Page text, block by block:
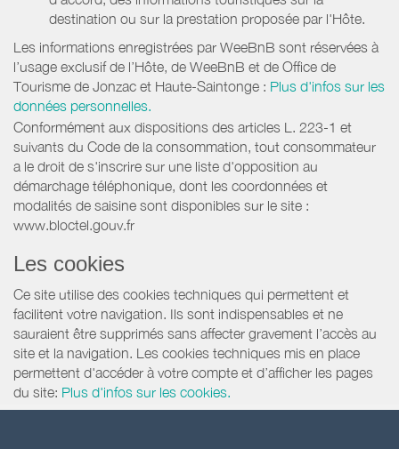
destination ou sur la prestation proposée par l'Hôte.
Les informations enregistrées par WeeBnB sont réservées à
l’usage exclusif de l’Hôte, de WeeBnB et de Office de
Tourisme de Jonzac et Haute-Saintonge : Plus d'infos sur les
données personnelles.
Conformément aux dispositions des articles L. 223-1 et
suivants du Code de la consommation, tout consommateur
a le droit de s'inscrire sur une liste d'opposition au
démarchage téléphonique, dont les coordonnées et
modalités de saisine sont disponibles sur le site :
www.bloctel.gouv.fr
Les cookies
Ce site utilise des cookies techniques qui permettent et
facilitent votre navigation. Ils sont indispensables et ne
sauraient être supprimés sans affecter gravement l’accès au
site et la navigation. Les cookies techniques mis en place
permettent d'accéder à votre compte et d’afficher les pages
du site: Plus d'infos sur les cookies.